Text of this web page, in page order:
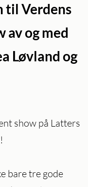
til Verdens
av og med
Løvland og
show på Latters
bare tre gode